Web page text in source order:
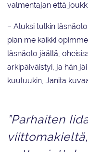
valmentajan että
– Aluksi tulkin
pian me kaikki
läsnäolo jäällä,
arkipäiväistyi, ja hän
kuuluukin, Janita
”Parhaiten